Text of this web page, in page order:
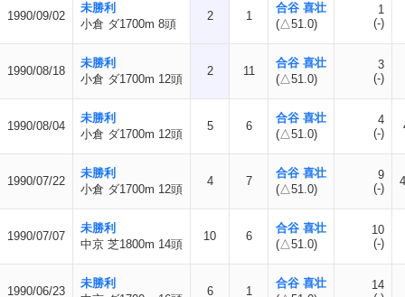
1990/09/02
未勝利
小倉 ダ1700m 8頭
2 1
合谷 喜壮
(△51.0)
1
(-)
1990/08/18
未勝利
小倉 ダ1700m 12頭
2 11
合谷 喜壮
(△51.0)
3
(-)
1990/08/04
未勝利
小倉 ダ1700m 12頭
5 6
合谷 喜壮
(△51.0)
4
(-)
1990/07/22
未勝利
小倉 ダ1700m 12頭
4 7
合谷 喜壮
(△51.0)
9
(-)
1990/07/07
未勝利
中京 芝1800m 14頭
10 6
合谷 喜壮
(△51.0)
10
(-)
1990/06/23
未勝利
6 1
合谷 喜壮
14